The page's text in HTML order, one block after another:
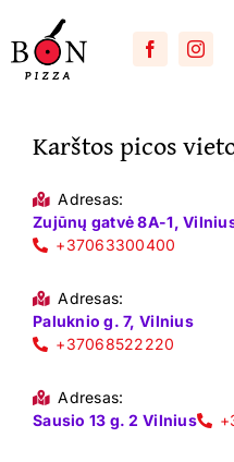
to
content
Karštos picos
Adresas:
Zujūnų gatvė 8A-1,
+37063300400
Adresas:
Paluknio g. 7, Vilnius
+37068522220
Adresas:
Sausio 13 g. 2 Vilnius